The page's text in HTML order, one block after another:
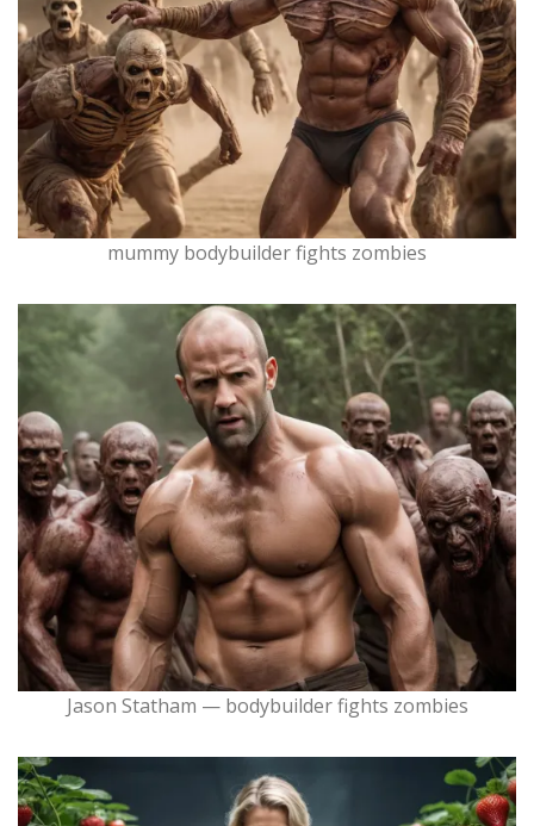
mummy bodybuilder fights zombies
Jason Statham — bodybuilder fights zombies